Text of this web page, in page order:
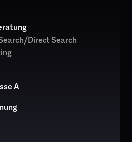
Direct Search
A